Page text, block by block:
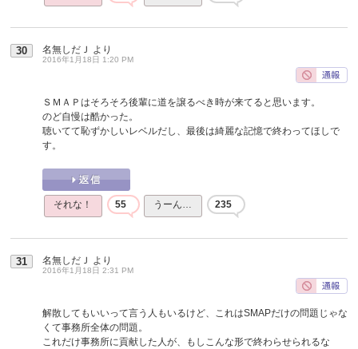
30 名無しだＪ より
2016年1月18日 1:20 PM
ＳＭＡＰはそろそろ後輩に道を譲るべき時が来てると思います。
のど自慢は酷かった。
聴いてて恥ずかしいレベルだし、最後は綺麗な記憶で終わってほしで
す。
それな！ 55 うーん… 235
31 名無しだＪ より
2016年1月18日 2:31 PM
解散してもいいって言う人もいるけど、これはSMAPだけの問題じゃな
くて事務所全体の問題。
これだけ事務所に貢献した人が、もしこんな形で終わらせられるな